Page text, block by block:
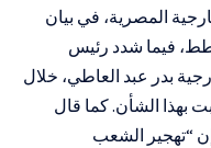
المصرية، في بيان
فيما شدد رئيس
بدر عبد العاطي، خلال
الشأن. كما قال
إن “تهجير الشعب